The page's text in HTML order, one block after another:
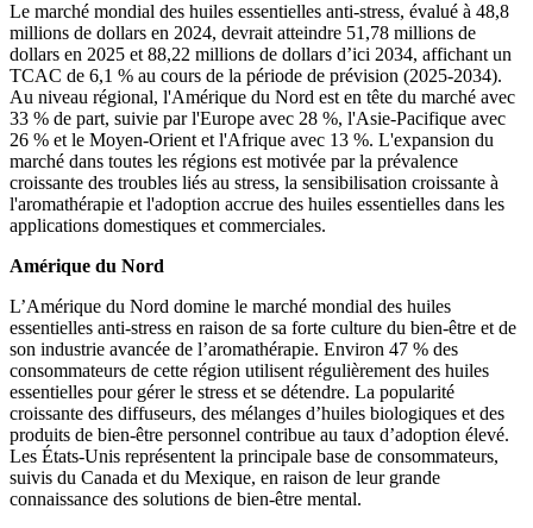
Le marché mondial des huiles essentielles anti-stress, évalué à 48,8
millions de dollars en 2024, devrait atteindre 51,78 millions de
dollars en 2025 et 88,22 millions de dollars d’ici 2034, affichant un
TCAC de 6,1 % au cours de la période de prévision (2025-2034).
Au niveau régional, l'Amérique du Nord est en tête du marché avec
33 % de part, suivie par l'Europe avec 28 %, l'Asie-Pacifique avec
26 % et le Moyen-Orient et l'Afrique avec 13 %. L'expansion du
marché dans toutes les régions est motivée par la prévalence
croissante des troubles liés au stress, la sensibilisation croissante à
l'aromathérapie et l'adoption accrue des huiles essentielles dans les
applications domestiques et commerciales.
Amérique du Nord
L’Amérique du Nord domine le marché mondial des huiles
essentielles anti-stress en raison de sa forte culture du bien-être et de
son industrie avancée de l’aromathérapie. Environ 47 % des
consommateurs de cette région utilisent régulièrement des huiles
essentielles pour gérer le stress et se détendre. La popularité
croissante des diffuseurs, des mélanges d’huiles biologiques et des
produits de bien-être personnel contribue au taux d’adoption élevé.
Les États-Unis représentent la principale base de consommateurs,
suivis du Canada et du Mexique, en raison de leur grande
connaissance des solutions de bien-être mental.